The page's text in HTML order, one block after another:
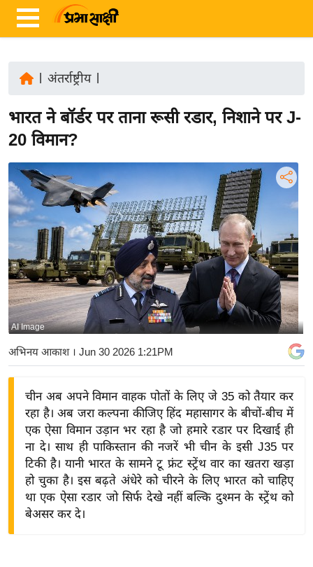
ज़ा
ख
रा
ष्ट्री
अं
त
र्रा
ष्ट्री
य
बि
ज़
द्यो
अंतर्राष्ट्रीय|
भारत ने बॉर्डर पर ताना रूसी रडार, निशाने पर J-
20 विमान?
AI Image
अभिनय आकाश। Jun 30 2026 1:21PM
चीन अब अपने विमान वाहक पोतों के लिए जे 35 को तैयार कर
रहा है। अब जरा कल्पना कीजिए हिंद महासागर के बीचों-बीच में
एक ऐसा विमान उड़ान भर रहा है जो हमारे रडार पर दिखाई ही
ना दे। साथ ही पाकिस्तान की नजरें भी चीन के इसी J35 पर
टिकी है। यानी भारत के सामने टू फ्रंट स्ट्रेंथ वार का खतरा खड़ा
हो चुका है। इस बढ़ते अंधेरे को चीरने के लिए भारत को चाहिए
था एक ऐसा रडार जो सिर्फ देखे नहीं बल्कि दुश्मन के स्ट्रेंथ को
बेअसर कर दे।